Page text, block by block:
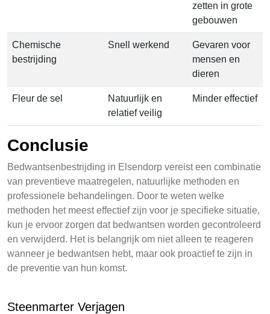
zetten in grote
gebouwen
Chemische
bestrijding
Snell werkend
Gevaren voor
mensen en
dieren
Fleur de sel
Natuurlijk en
relatief veilig
Minder effectief
Conclusie
Bedwantsenbestrijding in Elsendorp vereist een combinatie
van preventieve maatregelen, natuurlijke methoden en
professionele behandelingen. Door te weten welke
methoden het meest effectief zijn voor je specifieke situatie,
kun je ervoor zorgen dat bedwantsen worden gecontroleerd
en verwijderd. Het is belangrijk om niet alleen te reageren
wanneer je bedwantsen hebt, maar ook proactief te zijn in
de preventie van hun komst.
Steenmarter Verjagen